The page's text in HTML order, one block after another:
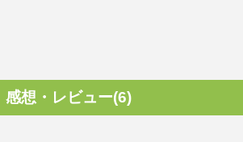
感想・レビュー(6)